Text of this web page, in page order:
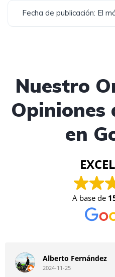
Fecha de publicación: El
Nuestro
Opiniones
en
A base de
Alberto Fernández
2024-11-25